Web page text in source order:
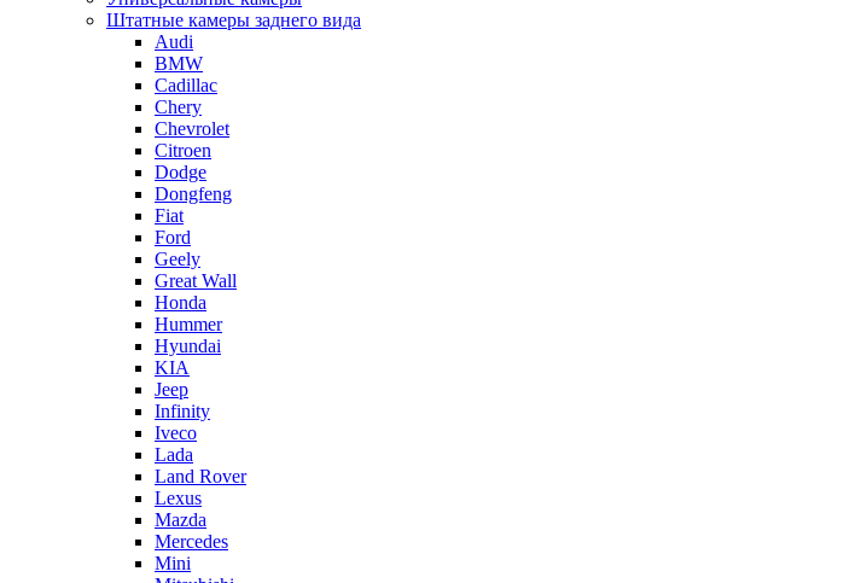
Штатные камеры заднего вида
Audi
BMW
Cadillac
Chery
Chevrolet
Citroen
Dodge
Dongfeng
Fiat
Ford
Geely
Great Wall
Honda
Hummer
Hyundai
KIA
Jeep
Infinity
Iveco
Lada
Land Rover
Lexus
Mazda
Mercedes
Mini